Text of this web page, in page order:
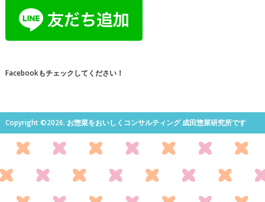
Facebookもチェックしてください！
Copyright ©2026. お惣菜をおいしくコンサルティング 成田惣菜研究所です